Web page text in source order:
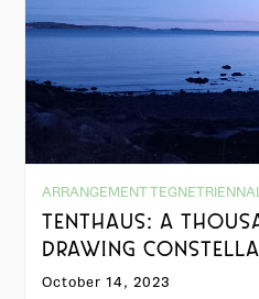
ARRANGEMENT
TENTHAUS: A
DRAWING
October 14, 2023